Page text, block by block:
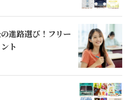
進路選び！フリー
ト